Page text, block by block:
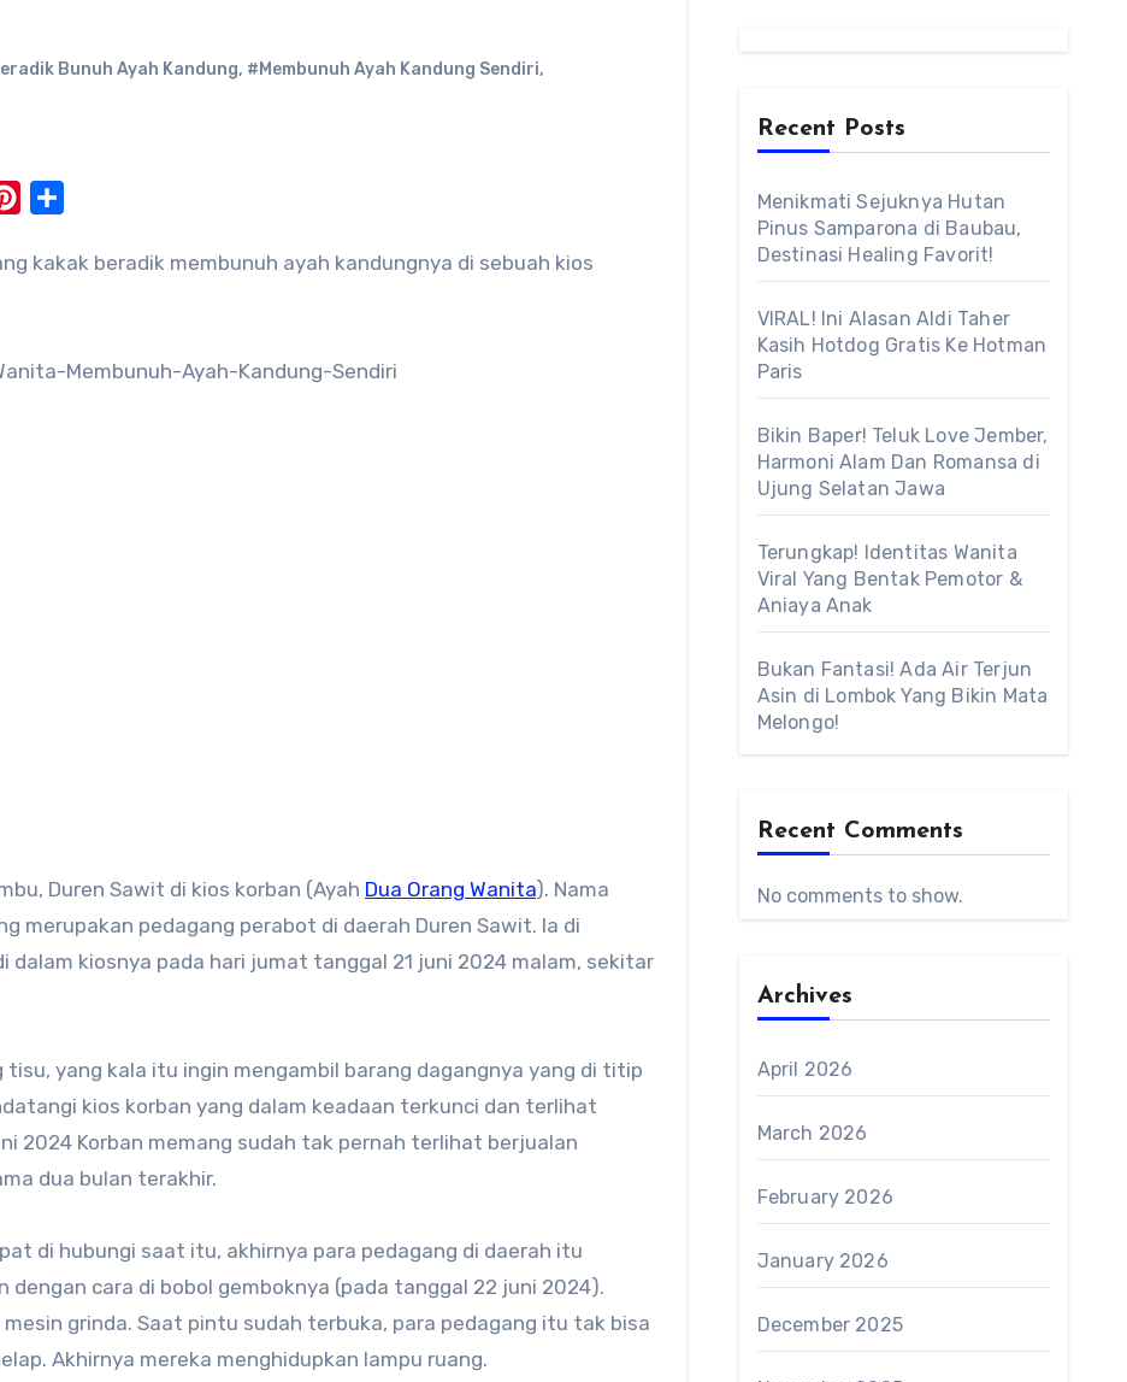
Bunuh Ayah Kandung, #Membunuh Ayah Kandung Sendiri,
Pinterest
kakak beradik membunuh ayah kandungnya di sebuah kios
Duren Sawit di kios korban (Ayah Dua Orang Wanita). Nama
merupakan pedagang perabot di daerah Duren Sawit. Ia di
kiosnya pada hari jumat tanggal 21 juni 2024 malam, sekitar
yang kala itu ingin mengambil barang dagangnya yang di titip
kios korban yang dalam keadaan terkunci dan terlihat
2024 Korban memang sudah tak pernah terlihat berjualan
dua bulan terakhir.
di hubungi saat itu, akhirnya para pedagang di daerah itu
cara di bobol gemboknya (pada tanggal 22 juni 2024).
grinda. Saat pintu sudah terbuka, para pedagang itu tak bisa
Akhirnya mereka menghidupkan lampu ruang.
Recent Posts
Menikmati Sejuknya Hutan
Pinus Samparona di Baubau,
Destinasi Healing Favorit!
VIRAL! Ini Alasan Aldi Taher
Kasih Hotdog Gratis Ke Hotman
Paris
Bikin Baper! Teluk Love Jember,
Harmoni Alam Dan Romansa di
Ujung Selatan Jawa
Terungkap! Identitas Wanita
Viral Yang Bentak Pemotor &
Aniaya Anak
Bukan Fantasi! Ada Air Terjun
Asin di Lombok Yang Bikin Mata
Melongo!
Recent Comments
No comments to show.
Archives
April 2026
March 2026
February 2026
January 2026
December 2025